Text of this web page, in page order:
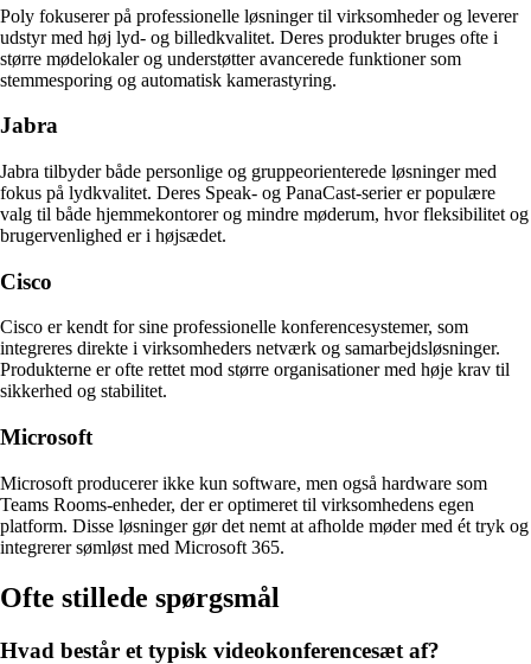
Poly fokuserer på professionelle løsninger til virksomheder og leverer
udstyr med høj lyd- og billedkvalitet. Deres produkter bruges ofte i
større mødelokaler og understøtter avancerede funktioner som
stemmesporing og automatisk kamerastyring.
Jabra
Jabra tilbyder både personlige og gruppeorienterede løsninger med
fokus på lydkvalitet. Deres Speak- og PanaCast-serier er populære
valg til både hjemmekontorer og mindre møderum, hvor fleksibilitet og
brugervenlighed er i højsædet.
Cisco
Cisco er kendt for sine professionelle konferencesystemer, som
integreres direkte i virksomheders netværk og samarbejdsløsninger.
Produkterne er ofte rettet mod større organisationer med høje krav til
sikkerhed og stabilitet.
Microsoft
Microsoft producerer ikke kun software, men også hardware som
Teams Rooms-enheder, der er optimeret til virksomhedens egen
platform. Disse løsninger gør det nemt at afholde møder med ét tryk og
integrerer sømløst med Microsoft 365.
Ofte stillede spørgsmål
Hvad består et typisk videokonferencesæt af?